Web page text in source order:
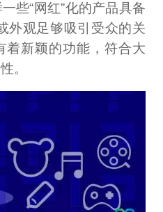
些“网红”化的产品具备
外观足够吸引受众的关
着新颖的功能，符合大
。